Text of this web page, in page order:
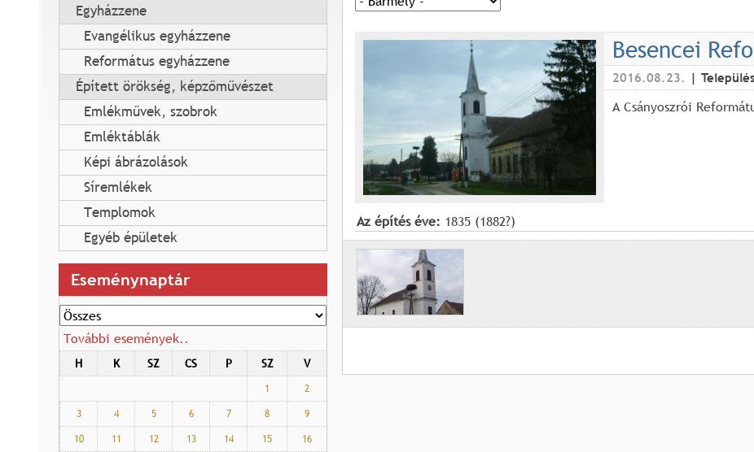
Egyházzene
Evangélikus egyházzene
Református egyházzene
Épített örökség, képzőművészet
Emlékművek, szobrok
Emléktáblák
Képi ábrázolások
Síremlékek
Templomok
Egyéb épületek
Eseménynaptár
További események..
H K SZ CS P SZ
V
1
2
3
4 5 6 7 8
9
10
11 12 13 14 15 16
Besencei
2016.08.23.
A Csányoszrói
Az építés éve: 1835 (1882?)